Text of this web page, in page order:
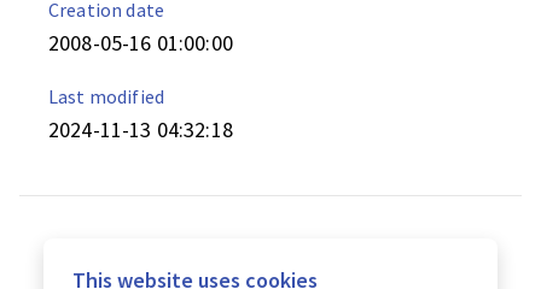
Creation date
2008-05-16 01:00:00
Last modified
2024-11-13 04:32:18
This website uses cookies